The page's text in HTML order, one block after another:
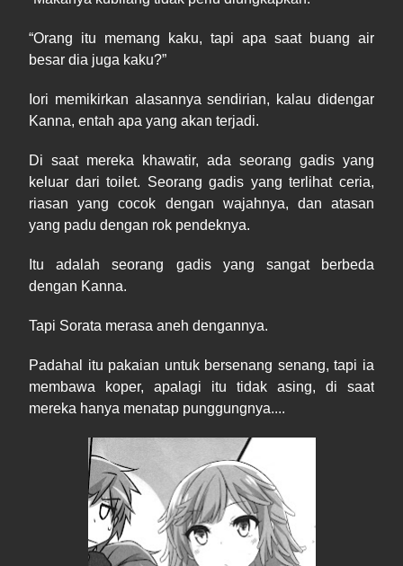
“Orang itu memang kaku, tapi apa saat buang air
besar dia juga kaku?”
Iori memikirkan alasannya sendirian, kalau didengar
Kanna, entah apa yang akan terjadi.
Di saat mereka khawatir, ada seorang gadis yang
keluar dari toilet. Seorang gadis yang terlihat ceria,
riasan yang cocok dengan wajahnya, dan atasan
yang padu dengan rok pendeknya.
Itu adalah seorang gadis yang sangat berbeda
dengan Kanna.
Tapi Sorata merasa aneh dengannya.
Padahal itu pakaian untuk bersenang senang, tapi ia
membawa koper, apalagi itu tidak asing, di
saat
mereka hanya menatap punggungnya....